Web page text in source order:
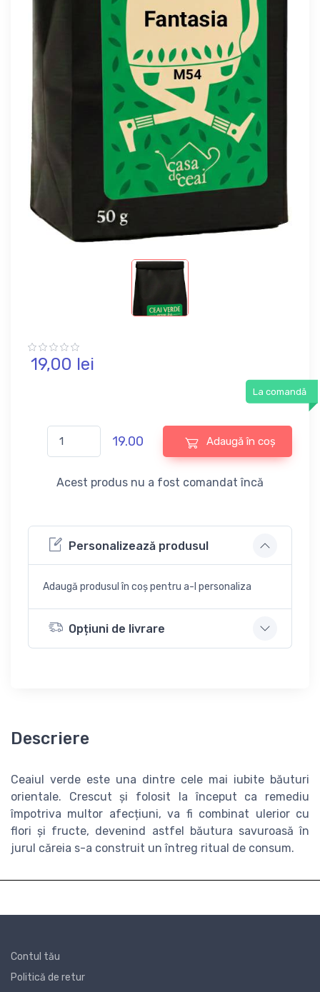
19,00 lei
La comandă
19.00 Adaugă în coș
Acest produs nu a fost comandat încă
Personalizează produsul
Adaugă produsul în coș pentru a-l personaliza
Opțiuni de livrare
Descriere
Ceaiul verde este una dintre cele mai iubite băuturi
orientale. Crescut și folosit la început ca remediu
împotriva multor afecțiuni, va fi combinat ulerior cu
flori și fructe, devenind astfel băutura savuroasă în
jurul căreia s-a construit un întreg ritual de consum.
Contul tău
Politică de retur